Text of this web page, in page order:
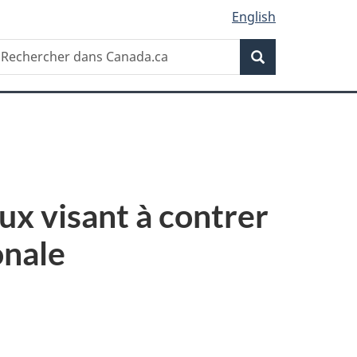
English
Recherche
visant à contrer